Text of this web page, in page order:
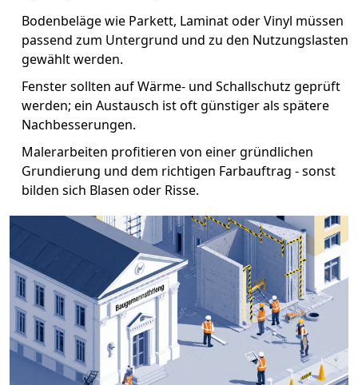
Bodenbelägewie Parkett, Laminat oder Vinyl müssen
passend zum Untergrund und zu den Nutzungslasten
gewählt werden.
Fenster sollten auf Wärme‑ und Schallschutz geprüft
werden; ein Austausch ist oft günstiger als spätere
Nachbesserungen.
Malerarbeiten profitieren von einer gründlichen
Grundierung und dem richtigen Farbauftrag - sonst
bilden sich Blasen oder Risse.